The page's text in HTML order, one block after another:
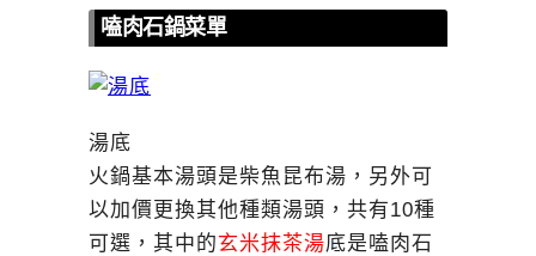
嗑肉石鍋菜單
湯底
火鍋基本湯頭是柴魚昆布湯，另外可
以加價更換其他種類湯頭，共有10種
可選，其中的玄米抹茶湯底是嗑肉石